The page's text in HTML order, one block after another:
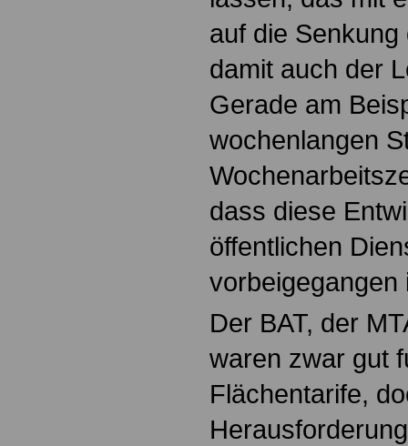
auf die
damit auch der
Gerade am
wochenlangen
dass diese
öffentlichen
vorbeigegangen
Der BAT, der
waren zwar gut
Flächentarife,